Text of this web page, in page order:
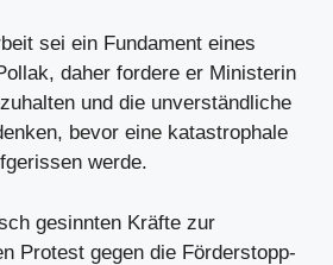
sei ein Fundament eines
daher fordere er Ministerin
und die unverständliche
bevor eine katastrophale
werde.
gesinnten Kräfte zur
Protest gegen die Förderstopp-